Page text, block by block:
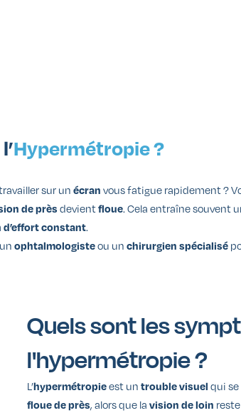
Hypermétropie ?
sur un écran vous fatigue rapidement ?
de près devientfloue. Cela entraîne souvent
constant.
ophtalmologisteou un chirurgien spécialisé
Quels sont les
l'hypermétropie ?
L’hypermétropieest un trouble visuel qui
floue de près, alors que la vision de loin